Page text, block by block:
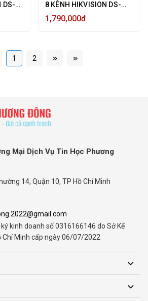
DS-
HD
8 KÊNH HIKVISION DS-
7608NI-K1 8MP ULTRA HD
4K - HÀNG CHÍNH HÃNG
1,790,000đ
1 2
Mại Dịch Vụ Tin Học Phương
14, Quận 10, TP Hồ Chí Minh
kinh doanh số 0316166146 do Sở Kế
Chí Minh cấp ngày 06/07/2022